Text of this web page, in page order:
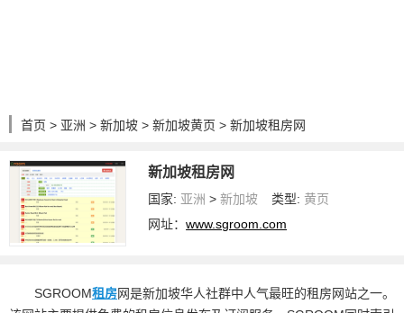
首页 > 亚洲 > 新加坡 > 新加坡黄页 > 新加坡租房网
新加坡租房网
国家: 亚洲 >新加坡 类型: 黄页
网址：www.sgroom.com
SGROOM租房网是新加坡华人社群中人气最旺的租房网站之一。